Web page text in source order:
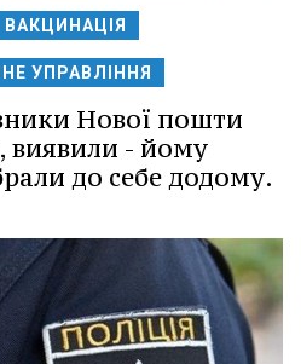
ВАКЦИНАЦІЯ
УПРАВЛІННЯ
Нової пошти
виявили - йому
до себе додому.